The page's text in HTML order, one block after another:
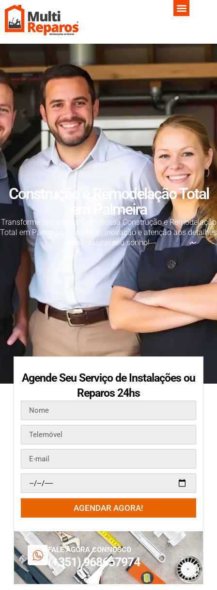
Construção e Remodelação Total
em Palmeira
Transforme seu espaço com nossa Construção e Remodelação
Total em Palmeira. Qualidade, inovação e atenção aos detalhes
para realizar seu sonho!
Agende Seu Serviço de Instalações ou
Reparos 24hs
AGENDAR AGORA!
FALE AGORA CONNOSCO
(+351) 968657974